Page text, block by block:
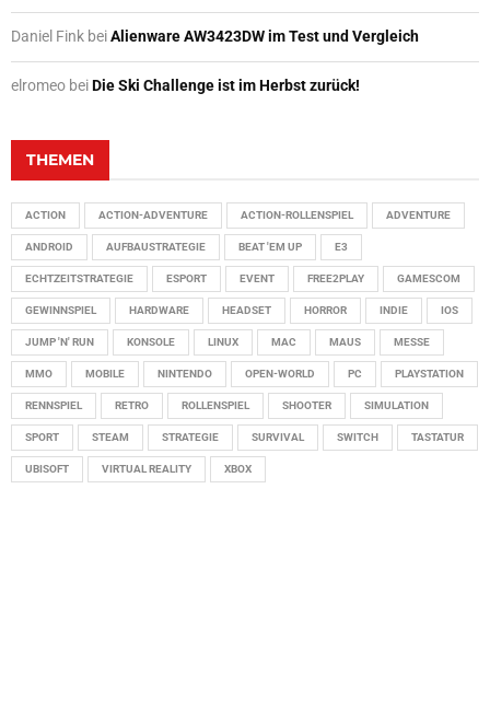
Daniel Fink beiAlienware AW3423DW im Test und Vergleich
elromeo beiDie Ski Challenge ist im Herbst zurück!
THEMEN
ACTION ACTION-ADVENTURE ACTION-ROLLENSPIEL ADVENTURE
ANDROID AUFBAUSTRATEGIE BEAT 'EM UP E3
ECHTZEITSTRATEGIE ESPORT EVENT FREE2PLAY GAMESCOM
GEWINNSPIEL HARDWARE HEADSET HORROR INDIE IOS
JUMP 'N' RUN KONSOLE LINUX MAC MAUS MESSE
MMO MOBILE NINTENDO OPEN-WORLD PC PLAYSTATION
RENNSPIEL RETRO ROLLENSPIEL SHOOTER SIMULATION
SPORT STEAM STRATEGIE SURVIVAL SWITCH TASTATUR
UBISOFT VIRTUAL REALITY XBOX